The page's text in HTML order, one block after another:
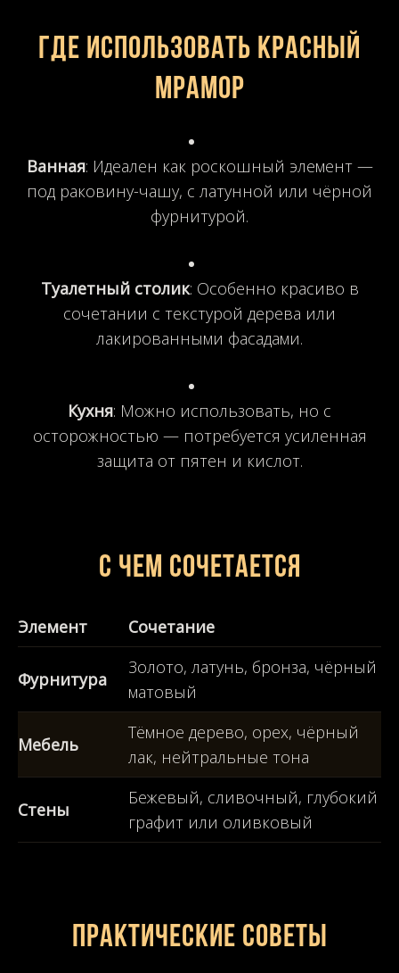
Где использовать красный
мрамор
Ванная: Идеален как роскошный элемент —
под раковину-чашу, с латунной или чёрной
фурнитурой.
Туалетный столик: Особенно красиво в
сочетании с текстурой дерева или
лакированными фасадами.
Кухня: Можно использовать, но с
осторожностью — потребуется усиленная
защита от пятен и кислот.
С чем сочетается
Элемент Сочетание
Фурнитура
Золото, латунь, бронза, чёрный
матовый
Мебель
Тёмное дерево, орех, чёрный
лак, нейтральные тона
Стены
Бежевый, сливочный, глубокий
графит или оливковый
Практические советы